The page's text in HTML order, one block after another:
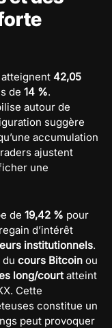
atteignent 42,05
de 14 %.
autour de
suggère
accumulation
ajustent
une
de 19,42 % pour
d’intérêt
institutionnels.
cours Bitcoin ou
long/courtatteint
Cette
constitue un
peut provoquer